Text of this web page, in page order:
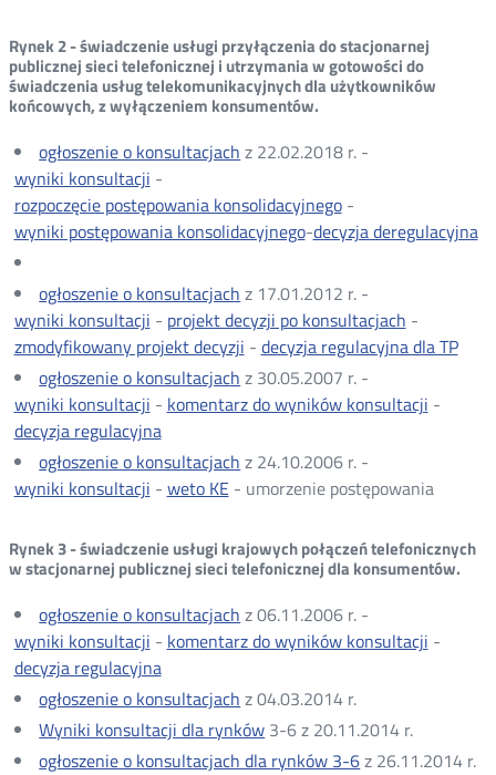
Rynek 2 - świadczenie usługi przyłączenia do stacjonarnej
publicznej sieci telefonicznej i utrzymania w gotowości do
świadczenia usług telekomunikacyjnych dla użytkowników
końcowych, z wyłączeniem konsumentów.
ogłoszenie o konsultacjach z 22.02.2018 r. -
wyniki konsultacji -
rozpoczęcie postępowania konsolidacyjnego-
wyniki postępowania konsolidacyjnego-decyzja deregulacyjna
ogłoszenie o konsultacjach z 17.01.2012 r. -
wyniki konsultacji - projekt decyzji po konsultacjach -
zmodyfikowany projekt decyzji - decyzja regulacyjna dla TP
ogłoszenie o konsultacjach z 30.05.2007 r. -
wyniki konsultacji - komentarz do wyników konsultacji -
decyzja regulacyjna
ogłoszenie o konsultacjach z 24.10.2006 r. -
wyniki konsultacji - weto KE - umorzenie postępowania
Rynek 3 - świadczenie usługi krajowych połączeń telefonicznych
w stacjonarnej publicznej sieci telefonicznej dla konsumentów.
ogłoszenie o konsultacjach z 06.11.2006 r. -
wyniki konsultacji - komentarz do wyników konsultacji -
decyzja regulacyjna
ogłoszenie o konsultacjach z 04.03.2014 r.
Wyniki konsultacji dla rynków 3-6 z 20.11.2014 r.
ogłoszenie o konsultacjach dla rynków 3-6z 26.11.2014 r.